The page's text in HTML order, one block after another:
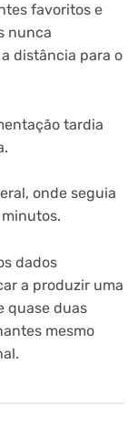
favoritos e
nunca
distância para o
tardia
onde seguia
dados
a produzir uma
quase duas
mesmo